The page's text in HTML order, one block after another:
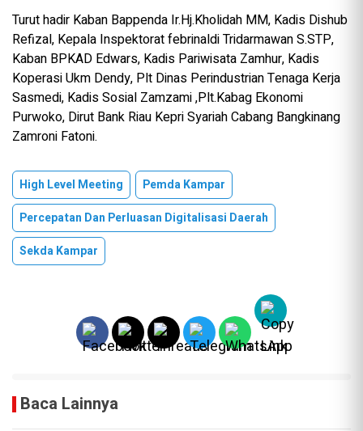
Turut hadir Kaban Bappenda Ir.Hj.Kholidah MM, Kadis Dishub
Refizal, Kepala Inspektorat febrinaldi Tridarmawan S.STP,
Kaban BPKAD Edwars, Kadis Pariwisata Zamhur, Kadis
Koperasi Ukm Dendy, Plt Dinas Perindustrian Tenaga Kerja
Sasmedi, Kadis Sosial Zamzami ,Plt.Kabag Ekonomi
Purwoko, Dirut Bank Riau Kepri Syariah Cabang Bangkinang
Zamroni Fatoni.
High Level Meeting
Pemda Kampar
Percepatan Dan Perluasan Digitalisasi Daerah
Sekda Kampar
Baca Lainnya